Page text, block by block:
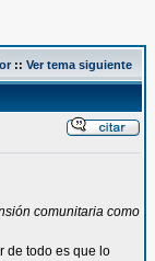
:: Ver tema siguiente
comunitaria como
de todo es que lo